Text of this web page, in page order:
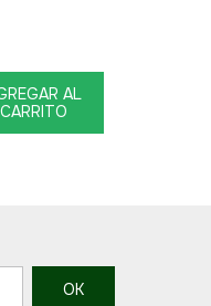
AL
CARRITO